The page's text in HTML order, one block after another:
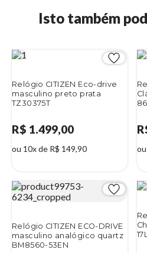
Isto também
Relógio CITIZEN Eco-drive
masculino preto prata
TZ30375T
R$ 1.499,00
ou 10x de R$ 149,90
Relógio CITIZEN ECO-DRIVE
masculino analógico quartz
BM8560-53EN